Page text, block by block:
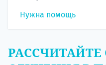
Нужна помощь